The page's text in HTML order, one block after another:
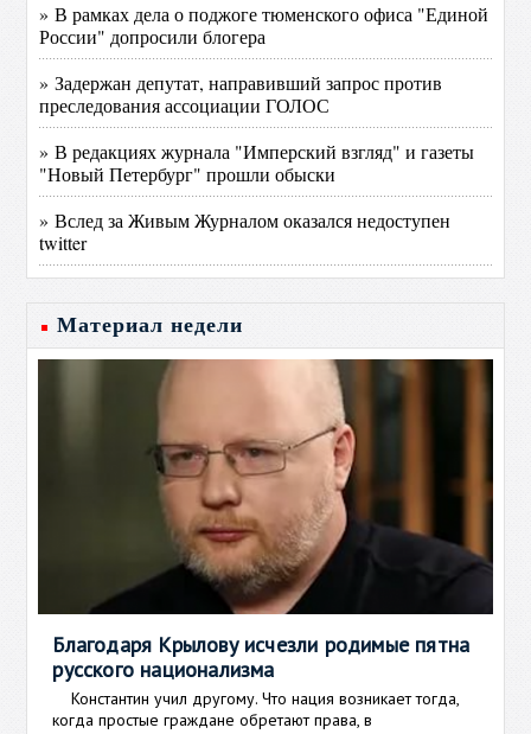
» В рамках дела о поджоге тюменского офиса "Единой
России" допросили блогера
» Задержан депутат, направивший запрос против
преследования ассоциации ГОЛОС
» В редакциях журнала "Имперский взгляд" и газеты
"Новый Петербург" прошли обыски
» Вслед за Живым Журналом оказался недоступен
twitter
Материал недели
Благодаря Крылову исчезли родимые пятна
русского национализма
Константин учил другому. Что нация возникает тогда,
когда простые граждане обретают права, в